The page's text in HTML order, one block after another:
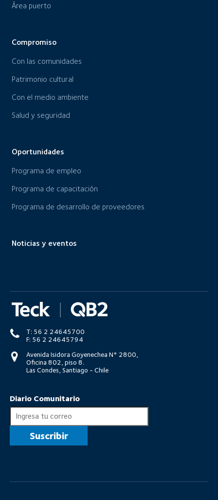
Área puerto
Compromiso
Con las comunidades
Patrimonio cultural
Con el medio ambiente
Salud y seguridad
Oportunidades
Programa de empleo
Programa de capacitación
Programa de desarrollo de proveedores
Noticias y eventos
T: 56 2 24645700
F: 56 2 24645794
Avenida Isidora Goyenechea N° 2800,
Oficina 802, piso 8.
Las Condes, Santiago - Chile
Diario Comunitario